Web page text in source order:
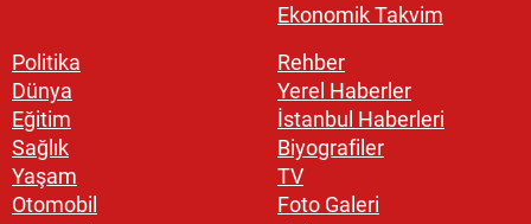
Ekonomik Takvim
Politika
Dünya
Eğitim
Sağlık
Yaşam
Otomobil
Rehber
Yerel Haberler
İstanbul Haberleri
Biyografiler
TV
Foto Galeri